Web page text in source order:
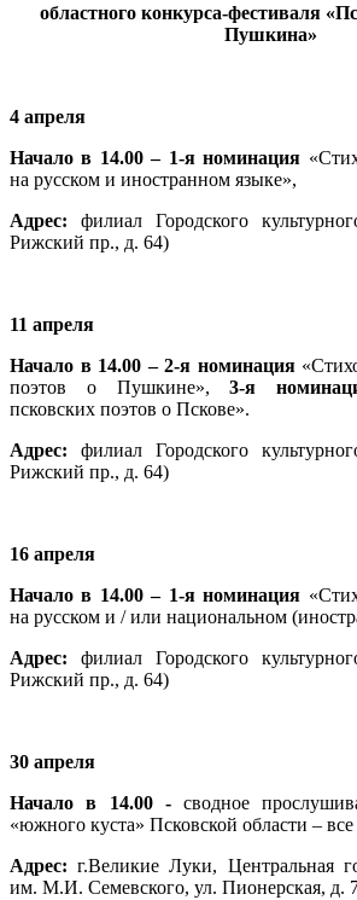
областного конкурса-фестиваля
Пушкина»
4 апреля
Начало в 14.00 – 1-я номинация
на русском и иностранном языке»,
Адрес: филиал Городского
Рижский пр., д. 64)
11 апреля
Начало в 14.00 – 2-я номинация
поэтов о Пушкине»,3-я
псковских поэтов о Пскове».
Адрес: филиал Городского
Рижский пр., д. 64)
16 апреля
Начало в 14.00 – 1-я номинация
на русском и / или национальном
Адрес: филиал Городского
Рижский пр., д. 64)
30 апреля
Начало в 14.00 -сводное
«южного куста» Псковской области –
Адрес:г.Великие Луки, Центральная
им. М.И. Семевского, ул. Пионерская, д.